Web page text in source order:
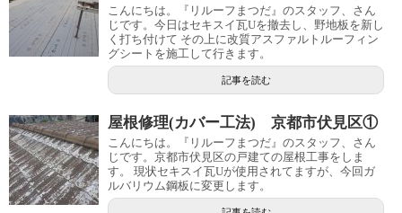
こんにちは。『リルーフまつだ』のスタッフ、さん
じです。今日はセキスイ瓦Uを撤去し、野地板を新し
く打ち付けて その上に改質アスファルトルーフィン
グシートを施工して行きます。
記事を読む
屋根修理(カバー工法) 京都市伏見区①
こんにちは。『リルーフまつだ』のスタッフ、さん
じです。京都市伏見区の戸建ての屋根工事をしま
す。 現状セキスイ瓦Uが使用されてますが、今回ガ
ルバリウム鋼板に変更します。